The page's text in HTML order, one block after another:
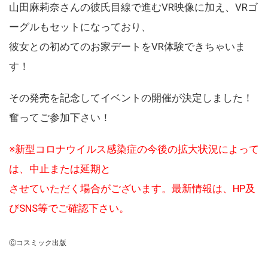
山田麻莉奈さんの彼氏目線で進むVR映像に加え、VRゴ
ーグルもセットになっており、
彼女との初めてのお家デートをVR体験できちゃいま
す！
その発売を記念してイベントの開催が決定しました！
奮ってご参加下さい！
※新型コロナウイルス感染症の今後の拡大状況によって
は、中止または延期と
させていただく場合がございます。最新情報は、HP及
びSNS等でご確認下さい。
Ⓒコスミック出版